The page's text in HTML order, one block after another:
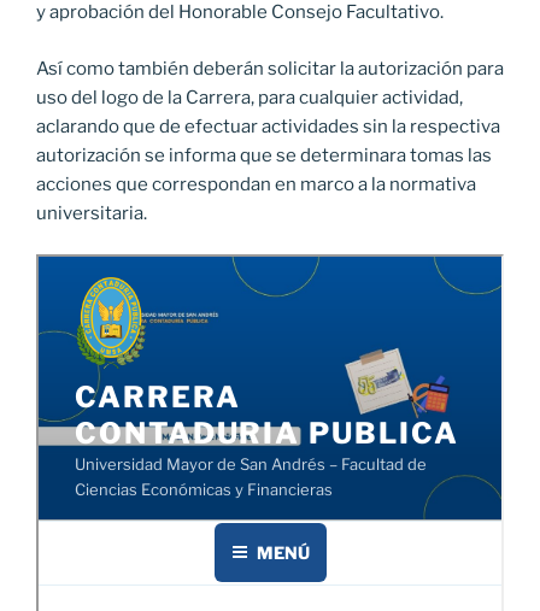
y aprobación del Honorable Consejo Facultativo.
Así como también deberán solicitar la autorización para
uso del logo de la Carrera, para cualquier actividad,
aclarando que de efectuar actividades sin la respectiva
autorización se informa que se determinara tomas las
acciones que correspondan en marco a la normativa
universitaria.